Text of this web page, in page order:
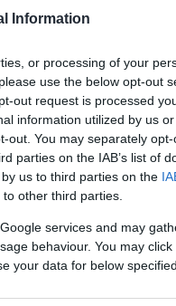
Information
or processing of your
use the below opt-out
out request is processed
information utilized by us
out. You may separately
parties on the IAB’s list of
us to third parties on the
other third parties.
services and may
behaviour. You may
your data for below
της Εθνικής
προηγούμενου
της
Ειδικών
αξιολόγησης
του
του ΝΑΤΟ
του ΓΕΕΘΑ
Χημικών
Ουσιών του